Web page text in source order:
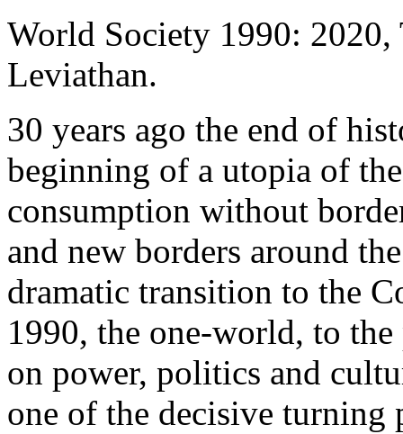
World Society 1990: 2020,
Leviathan.
30 years ago the end of
beginning of a utopia of
consumption without
and new borders around
dramatic transition to the
1990, the one-world, to the
on power, politics and
one of the decisive turning